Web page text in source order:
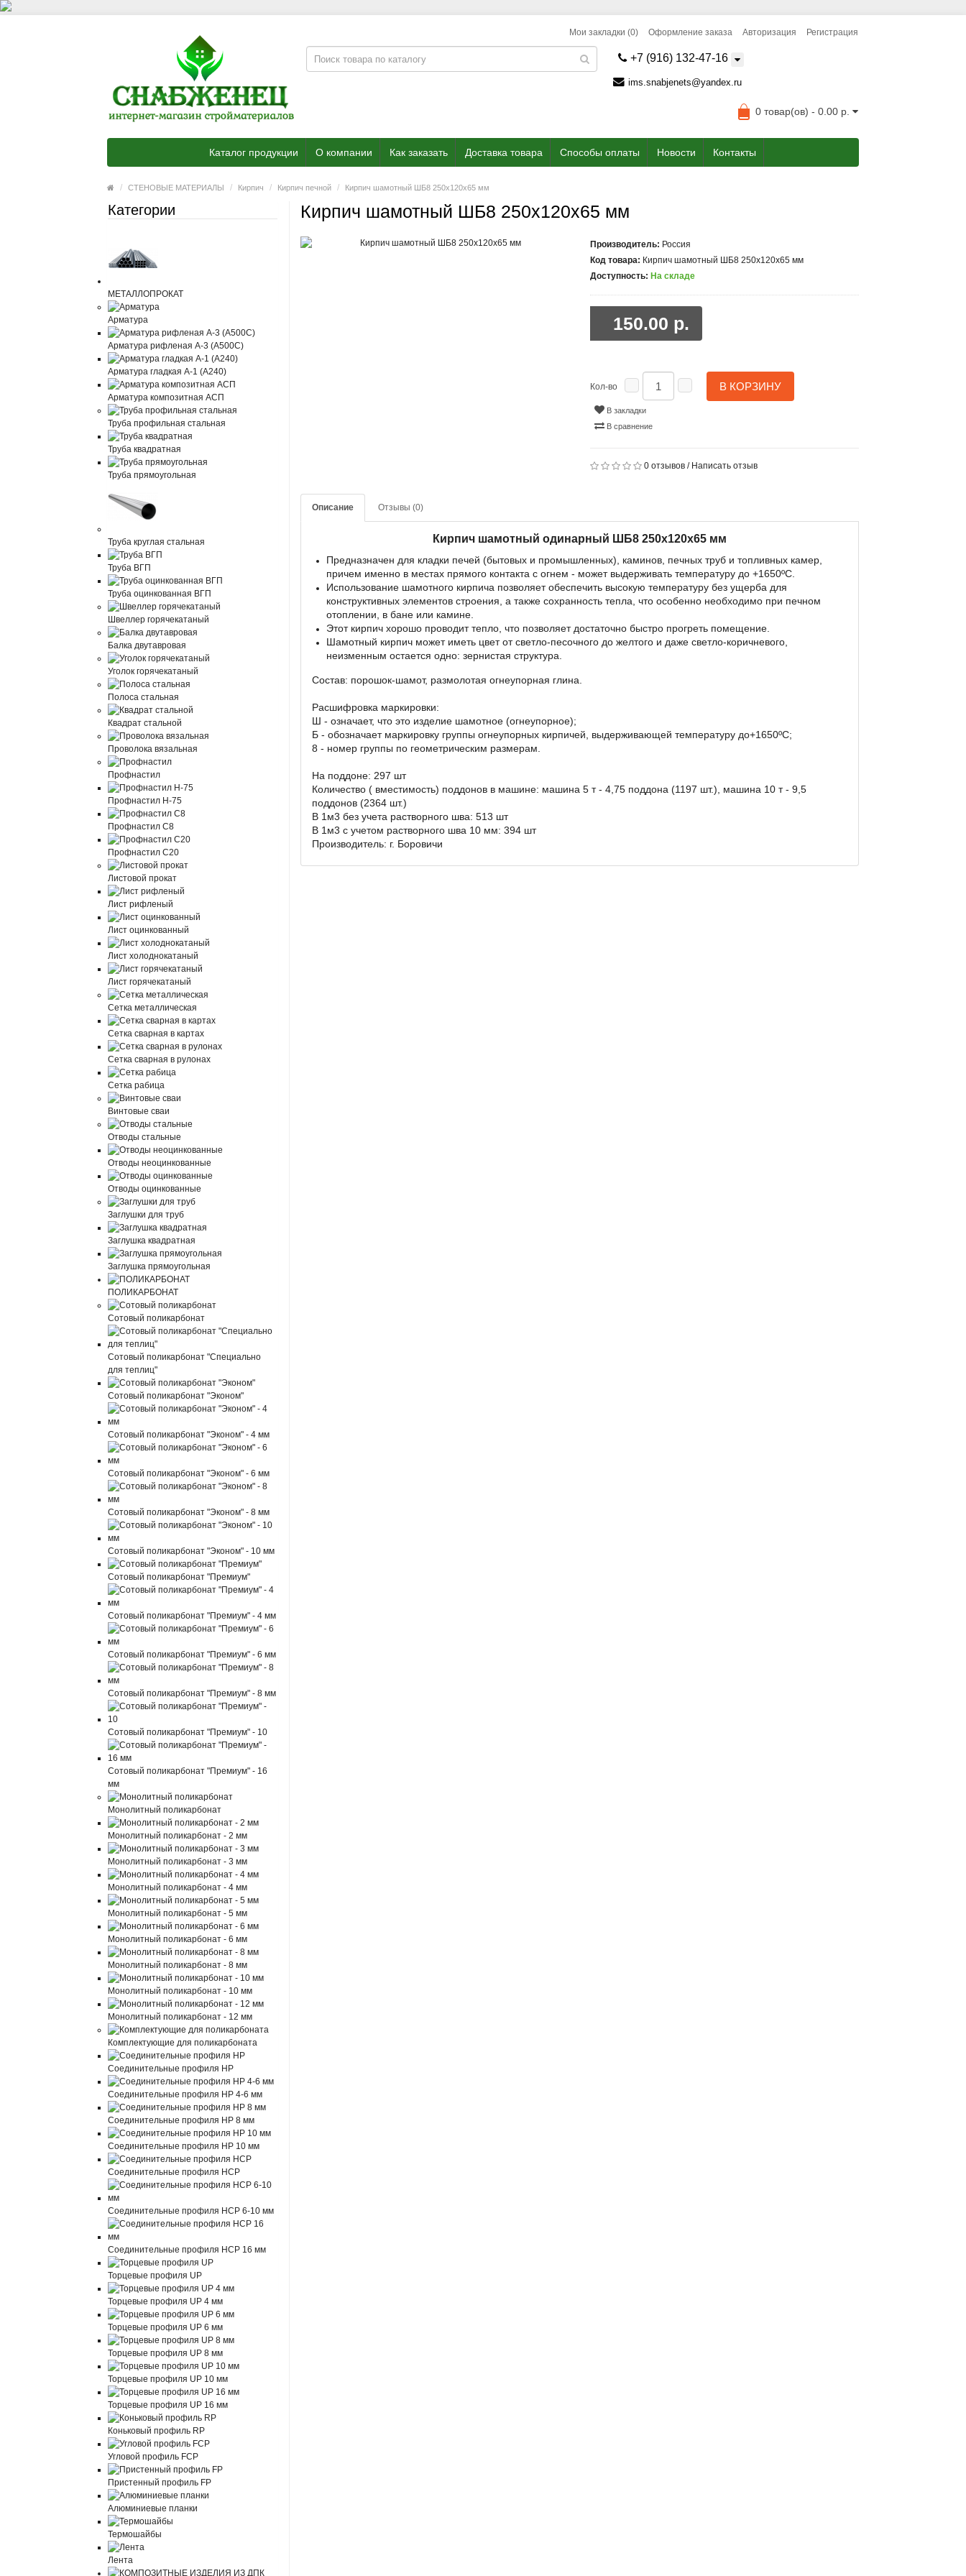
Авторизация Регистрация
Мои закладки (0) Оформление заказа
+7 (916) 132-47-16
ims.snabjenets@yandex.ru
0 товар(ов) - 0.00 р.
Каталог продукции О компании Как заказать Доставка товара Способы оплаты Новости Контакты
СТЕНОВЫЕ МАТЕРИАЛЫ Кирпич Кирпич печной Кирпич шамотный ШБ8 250x120x65 мм
Категории
МЕТАЛЛОПРОКАТ
Арматура
Арматура рифленая А-3 (А500С)
Арматура гладкая А-1 (А240)
Арматура композитная АСП
Труба профильная стальная
Труба квадратная
Труба прямоугольная
Труба круглая стальная
Труба ВГП
Труба оцинкованная ВГП
Швеллер горячекатаный
Балка двутавровая
Уголок горячекатаный
Полоса стальная
Квадрат стальной
Проволока вязальная
Профнастил
Профнастил Н-75
Профнастил С8
Профнастил С20
Листовой прокат
Лист рифленый
Лист оцинкованный
Лист холоднокатаный
Лист горячекатаный
Сетка металлическая
Сетка сварная в картах
Сетка сварная в рулонах
Сетка рабица
Винтовые сваи
Отводы стальные
Отводы неоцинкованные
Отводы оцинкованные
Заглушки для труб
Заглушка квадратная
Заглушка прямоугольная
ПОЛИКАРБОНАТ
Сотовый поликарбонат
Сотовый поликарбонат "Специально
для теплиц"
Сотовый поликарбонат "Эконом"
Сотовый поликарбонат "Эконом" - 4 мм
Сотовый поликарбонат "Эконом" - 6 мм
Сотовый поликарбонат "Эконом" - 8 мм
Сотовый поликарбонат "Эконом" - 10 мм
Сотовый поликарбонат "Премиум"
Сотовый поликарбонат "Премиум" - 4 мм
Сотовый поликарбонат "Премиум" - 6 мм
Сотовый поликарбонат "Премиум" - 8 мм
Сотовый поликарбонат "Премиум" - 10
Сотовый поликарбонат "Премиум" - 16
мм
Монолитный поликарбонат
Монолитный поликарбонат - 2 мм
Монолитный поликарбонат - 3 мм
Монолитный поликарбонат - 4 мм
Монолитный поликарбонат - 5 мм
Монолитный поликарбонат - 6 мм
Монолитный поликарбонат - 8 мм
Монолитный поликарбонат - 10 мм
Монолитный поликарбонат - 12 мм
Комплектующие для поликарбоната
Соединительные профиля HP
Соединительные профиля HP 4-6 мм
Соединительные профиля HP 8 мм
Соединительные профиля HP 10 мм
Соединительные профиля HCP
Соединительные профиля HCP 6-10 мм
Соединительные профиля HCP 16 мм
Торцевые профиля UP
Торцевые профиля UP 4 мм
Торцевые профиля UP 6 мм
Торцевые профиля UP 8 мм
Торцевые профиля UP 10 мм
Торцевые профиля UP 16 мм
Коньковый профиль RP
Угловой профиль FCP
Пристенный профиль FP
Алюминиевые планки
Термошайбы
Лента
Кирпич шамотный ШБ8 250x120x65 мм
Производитель: Россия
Код товара: Кирпич шамотный ШБ8 250x120x65 мм
Доступность: На складе
150.00 р.
Кол-во В КОРЗИНУ
В закладки
В сравнение
0 отзывов / Написать отзыв
Описание Отзывы (0)
Кирпич шамотный одинарный ШБ8 250x120x65 мм
Предназначен для кладки печей (бытовых и промышленных), каминов, печных труб и топливных камер,
причем именно в местах прямого контакта с огнем - может выдерживать температуру до +1650ºС.
Использование шамотного кирпича позволяет обеспечить высокую температуру без ущерба для
конструктивных элементов строения, а также сохранность тепла, что особенно необходимо при печном
отоплении, в бане или камине.
Этот кирпич хорошо проводит тепло, что позволяет достаточно быстро прогреть помещение.
Шамотный кирпич может иметь цвет от светло-песочного до желтого и даже светло-коричневого,
неизменным остается одно: зернистая структура.
Состав: порошок-шамот, размолотая огнеупорная глина.
Расшифровка маркировки:
Ш - означает, что это изделие шамотное (огнеупорное);
Б - обозначает маркировку группы огнеупорных кирпичей, выдерживающей температуру до+1650ºС;
8 - номер группы по геометрическим размерам.
На поддоне: 297 шт
Количество ( вместимость) поддонов в машине: машина 5 т - 4,75 поддона (1197 шт.), машина 10 т - 9,5
поддонов (2364 шт.)
В 1м3 без учета растворного шва: 513 шт
В 1м3 с учетом растворного шва 10 мм: 394 шт
Производитель: г. Боровичи